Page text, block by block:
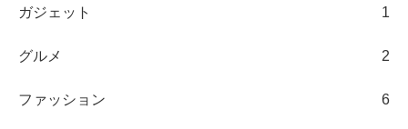
ガジェット 1
グルメ 2
ファッション 6